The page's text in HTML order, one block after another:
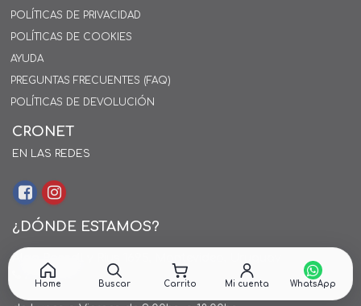
POLÍTICAS DE PRIVACIDAD
POLÍTICAS DE COOKIES
AYUDA
PREGUNTAS FRECUENTES (FAQ)
POLÍTICAS DE DEVOLUCIÓN
CRONET
EN LAS REDES
¿DÓNDE ESTAMOS?
Alejo Rossell y Rius 1695, Montevideo, Uruguay
26 242424*
Home Buscar Carrito Mi cuenta